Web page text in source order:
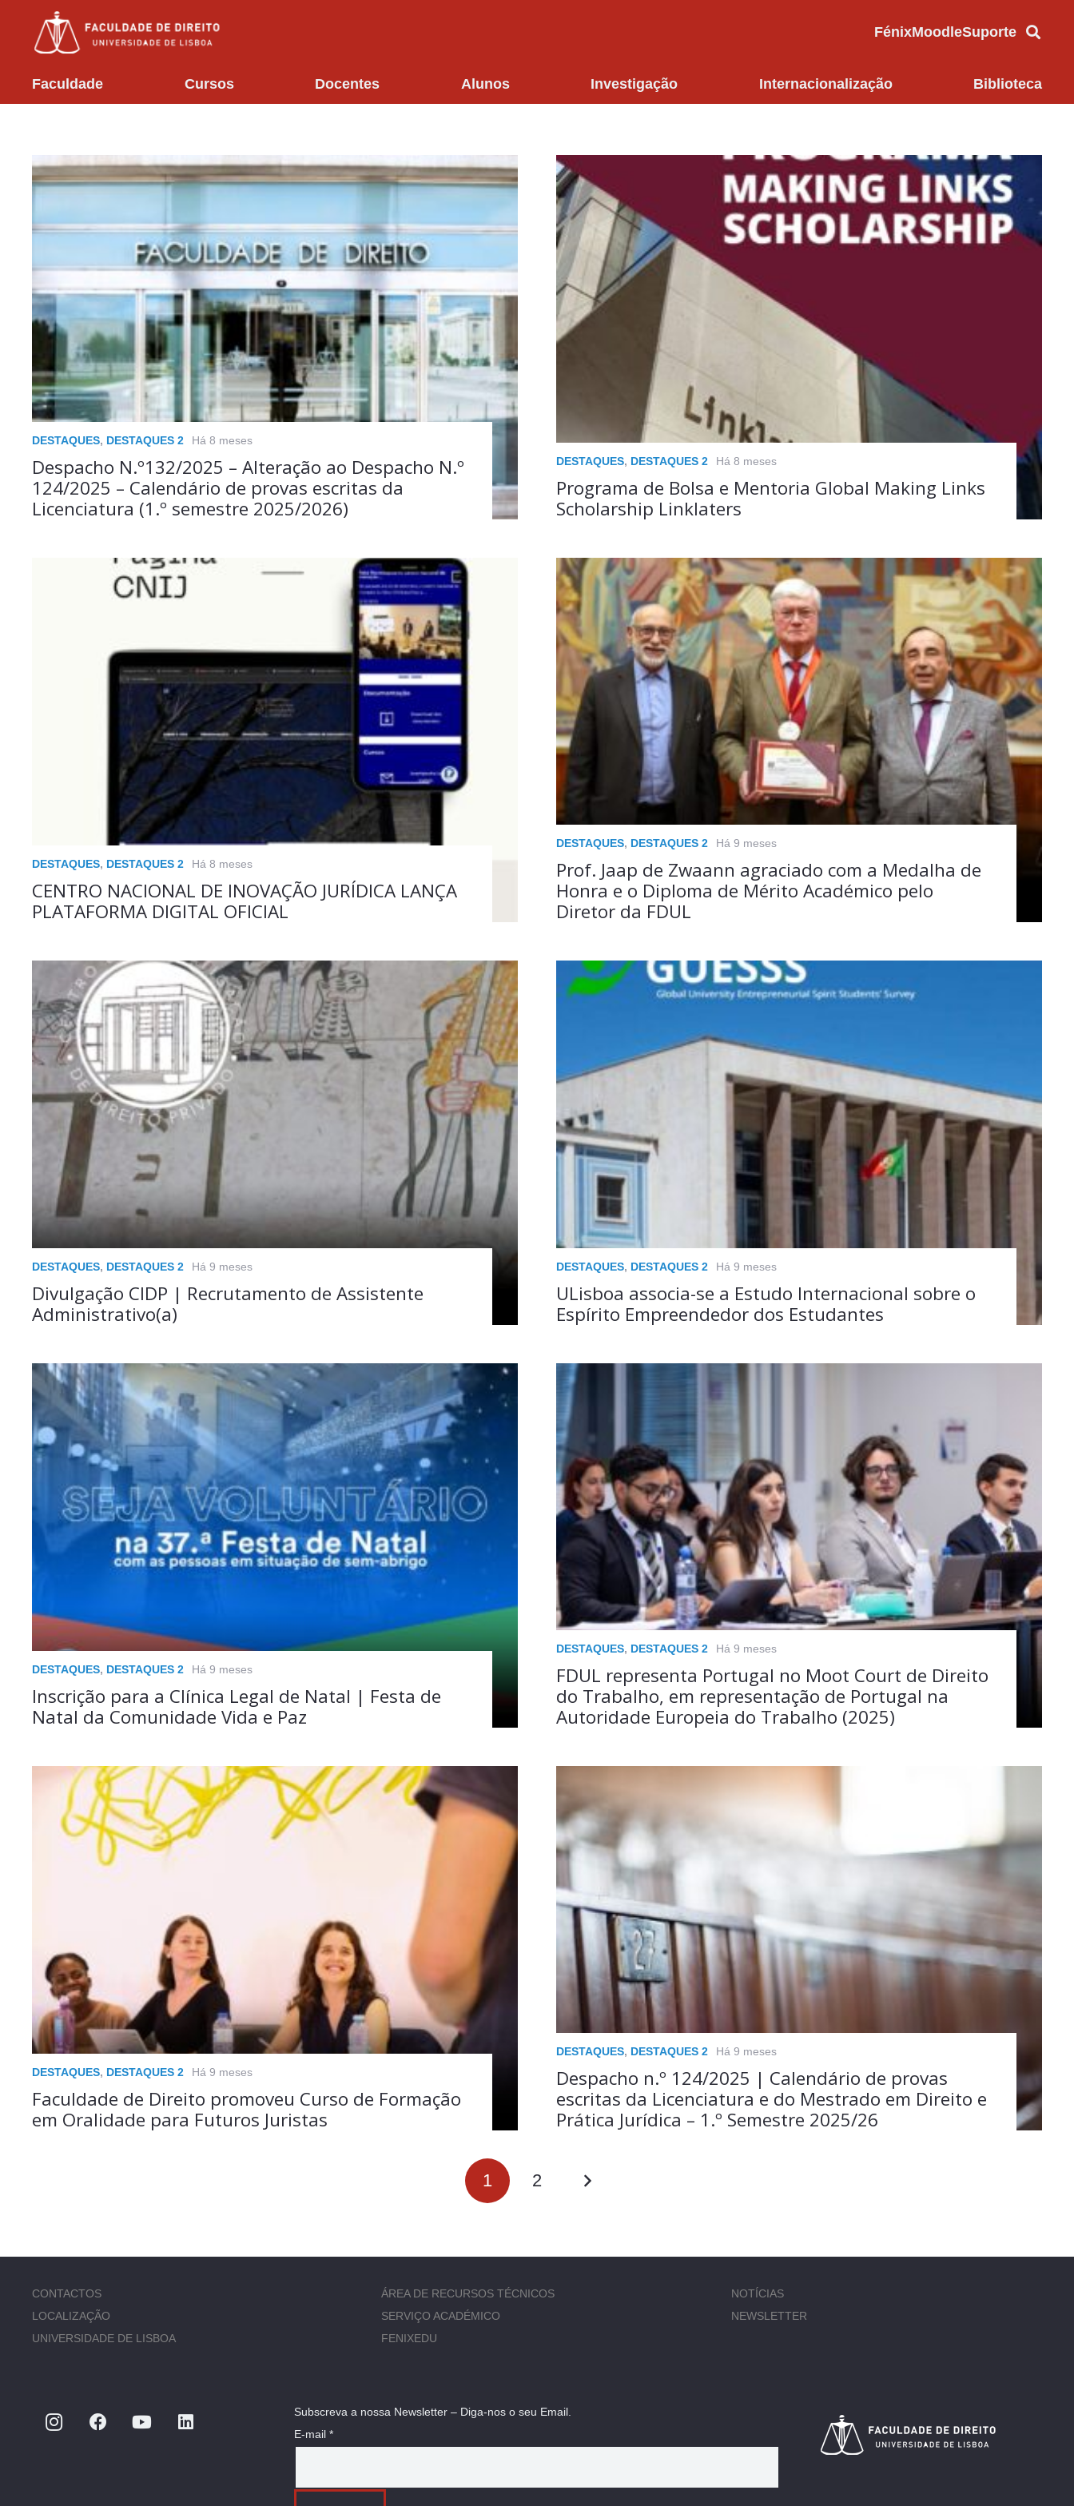
FénixMoodleSuporte
Faculdade Cursos Docentes Alunos Investigação Internacionalização Biblioteca
DESTAQUES, DESTAQUES 2 Há 8 meses
Despacho N.º132/2025 – Alteração ao Despacho N.º
124/2025 – Calendário de provas escritas da
Licenciatura (1.º semestre 2025/2026)
DESTAQUES, DESTAQUES 2 Há 8 meses
Programa de Bolsa e Mentoria Global Making Links
Scholarship Linklaters
DESTAQUES, DESTAQUES 2 Há 8 meses
CENTRO NACIONAL DE INOVAÇÃO JURÍDICA LANÇA
PLATAFORMA DIGITAL OFICIAL
DESTAQUES, DESTAQUES 2 Há 9 meses
Prof. Jaap de Zwaann agraciado com a Medalha de
Honra e o Diploma de Mérito Académico pelo
Diretor da FDUL
DESTAQUES, DESTAQUES 2 Há 9 meses
Divulgação CIDP | Recrutamento de Assistente
Administrativo(a)
DESTAQUES, DESTAQUES 2 Há 9 meses
ULisboa associa-se a Estudo Internacional sobre o
Espírito Empreendedor dos Estudantes
DESTAQUES, DESTAQUES 2 Há 9 meses
Inscrição para a Clínica Legal de Natal | Festa de
Natal da Comunidade Vida e Paz
DESTAQUES, DESTAQUES 2 Há 9 meses
FDUL representa Portugal no Moot Court de Direito
do Trabalho, em representação de Portugal na
Autoridade Europeia do Trabalho (2025)
DESTAQUES, DESTAQUES 2 Há 9 meses
Faculdade de Direito promoveu Curso de Formação
em Oralidade para Futuros Juristas
DESTAQUES, DESTAQUES 2 Há 9 meses
Despacho n.º 124/2025 | Calendário de provas
escritas da Licenciatura e do Mestrado em Direito e
Prática Jurídica – 1.º Semestre 2025/26
1 2
CONTACTOS
LOCALIZAÇÃO
UNIVERSIDADE DE LISBOA
ÁREA DE RECURSOS TÉCNICOS
SERVIÇO ACADÉMICO
FENIXEDU
NOTÍCIAS
NEWSLETTER
Subscreva a nossa Newsletter – Diga-nos o seu Email.
E-mail *